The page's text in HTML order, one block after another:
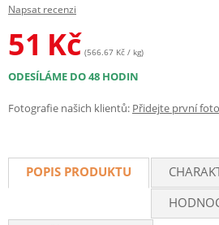
Napsat recenzi
51 Kč (566.67 Kč / kg)
ODESÍLÁME DO 48 HODIN
Fotografie našich klientů: Přidejte první
POPIS PRODUKTU